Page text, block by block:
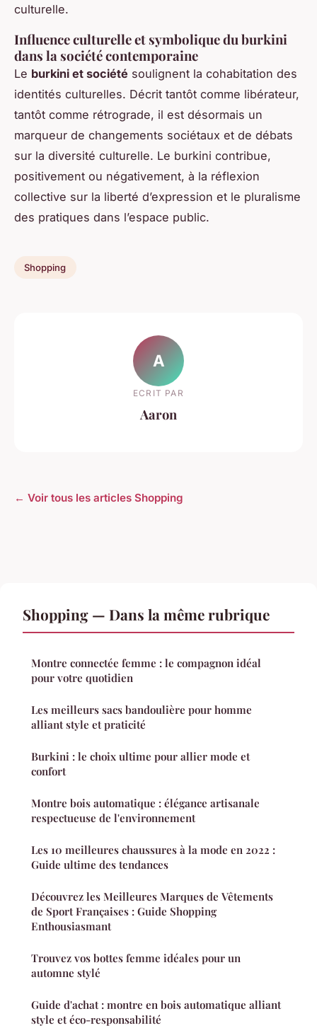
culturelle.
Influence culturelle et symbolique du burkini
dans la société contemporaine
Le burkini et société soulignent la cohabitation des
identités culturelles. Décrit tantôt comme libérateur,
tantôt comme rétrograde, il est désormais un
marqueur de changements sociétaux et de débats
sur la diversité culturelle. Le burkini contribue,
positivement ou négativement, à la réflexion
collective sur la liberté d’expression et le pluralisme
des pratiques dans l’espace public.
Shopping
A
ECRIT PAR
Aaron
← Voir tous les articles Shopping
Shopping — Dans la même rubrique
Montre connectée femme : le compagnon idéal
pour votre quotidien
Les meilleurs sacs bandoulière pour homme
alliant style et praticité
Burkini : le choix ultime pour allier mode et
confort
Montre bois automatique : élégance artisanale
respectueuse de l'environnement
Les 10 meilleures chaussures à la mode en 2022 :
Guide ultime des tendances
Découvrez les Meilleures Marques de Vêtements
de Sport Françaises : Guide Shopping
Enthousiasmant
Trouvez vos bottes femme idéales pour un
automne stylé
Guide d'achat : montre en bois automatique alliant
style et éco-responsabilité